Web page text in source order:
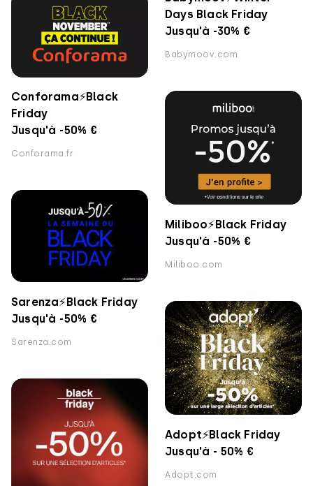
Days Black Friday
Jusqu'à -30% €
Babymoov.com
Conforama⚡️Black
Friday
Jusqu'à -50% €
Conforama.fr
Miliboo⚡️Black Friday
Jusqu'à -50% €
Miliboo.com
Sarenza⚡️Black Friday
Jusqu'à -50% €
Sarenza.com
Adopt⚡️Black Friday
Jusqu'à - 50% €
Adopt.com